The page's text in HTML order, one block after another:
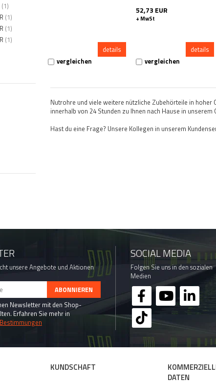
(1)
(1)
(1)
(1)
details
vergleichen
52,73 EUR
+ MwSt
details
vergleichen
Nutrohre und viele weitere nützliche Zubehörteile in
innerhalb von 24 Stunden zu Ihnen nach Hause in unserem
Hast du eine Frage? Unsere Kollegen in unserem
unsere Angebote und Aktionen
Newsletter mit den Shop-
Erfahren Sie mehr in
SOCIAL MEDIA
Folgen Sie uns in den sozialen
Medien
KUNDSCHAFT
DATEN